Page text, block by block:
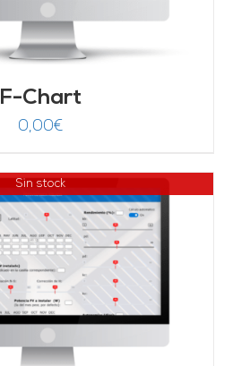
F-Chart
0,00€
Sin stock